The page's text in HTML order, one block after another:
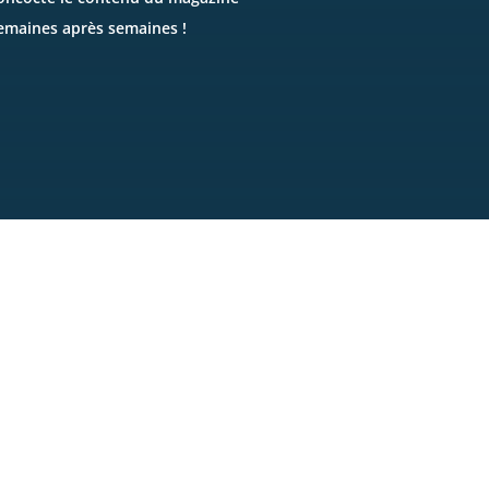
après semaines !